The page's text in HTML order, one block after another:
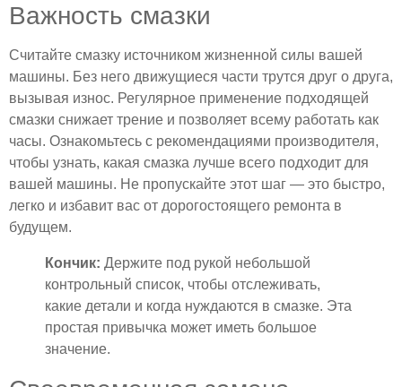
Важность смазки
Считайте смазку источником жизненной силы вашей
машины. Без него движущиеся части трутся друг о друга,
вызывая износ. Регулярное применение подходящей
смазки снижает трение и позволяет всему работать как
часы. Ознакомьтесь с рекомендациями производителя,
чтобы узнать, какая смазка лучше всего подходит для
вашей машины. Не пропускайте этот шаг — это быстро,
легко и избавит вас от дорогостоящего ремонта в
будущем.
Кончик: Держите под рукой небольшой
контрольный список, чтобы отслеживать,
какие детали и когда нуждаются в смазке. Эта
простая привычка может иметь большое
значение.